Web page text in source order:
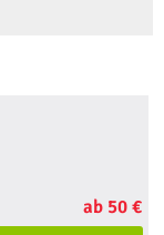
ab 50 €